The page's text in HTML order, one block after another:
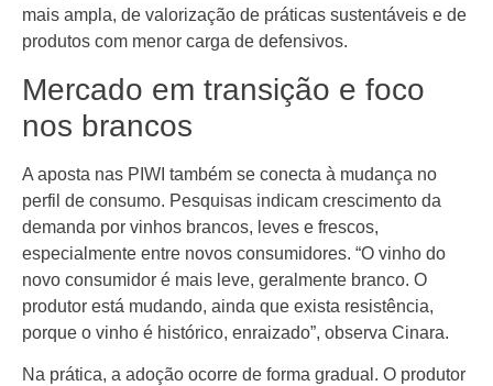
mais ampla, de valorização de práticas sustentáveis e de
produtos com menor carga de defensivos.
Mercado em transição e foco
nos brancos
A aposta nas PIWI também se conecta à mudança no
perfil de consumo. Pesquisas indicam crescimento da
demanda por vinhos brancos, leves e frescos,
especialmente entre novos consumidores. “O vinho do
novo consumidor é mais leve, geralmente branco. O
produtor está mudando, ainda que exista resistência,
porque o vinho é histórico, enraizado”, observa Cinara.
Na prática, a adoção ocorre de forma gradual. O produtor